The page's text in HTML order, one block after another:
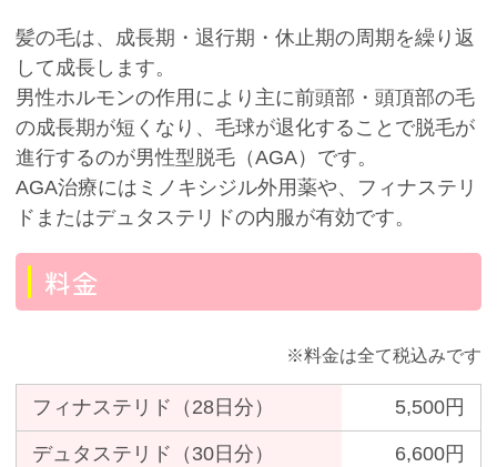
髪の毛は、成長期・退行期・休止期の周期を繰り返
して成長します。
男性ホルモンの作用により主に前頭部・頭頂部の毛
の成長期が短くなり、毛球が退化することで脱毛が
進行するのが男性型脱毛（AGA）です。
AGA治療にはミノキシジル外用薬や、フィナステリ
ドまたはデュタステリドの内服が有効です。
料金
※料金は全て税込みです
フィナステリド（28日分） 5,500円
デュタステリド（30日分） 6,600円